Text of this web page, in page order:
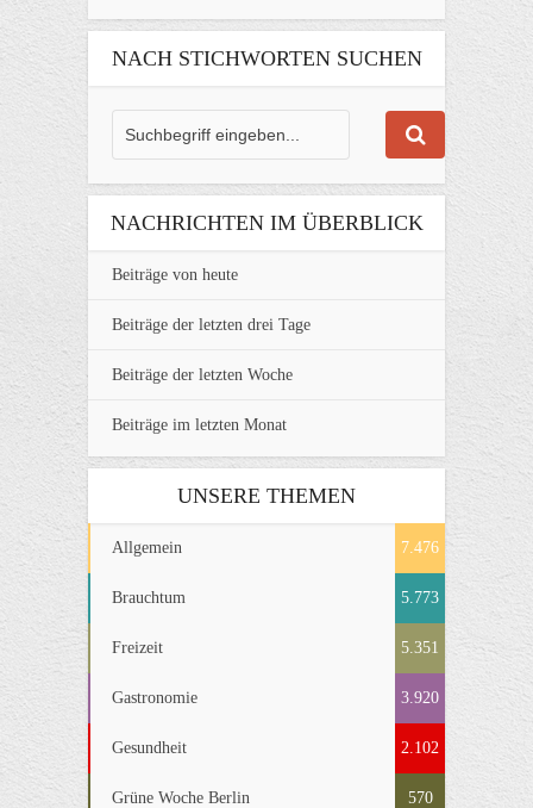
NACH STICHWORTEN SUCHEN
NACHRICHTEN IM ÜBERBLICK
Beiträge von heute
Beiträge der letzten drei Tage
Beiträge der letzten Woche
Beiträge im letzten Monat
UNSERE THEMEN
Allgemein 7.476
Brauchtum 5.773
Freizeit 5.351
Gastronomie 3.920
Gesundheit 2.102
Grüne Woche Berlin 570